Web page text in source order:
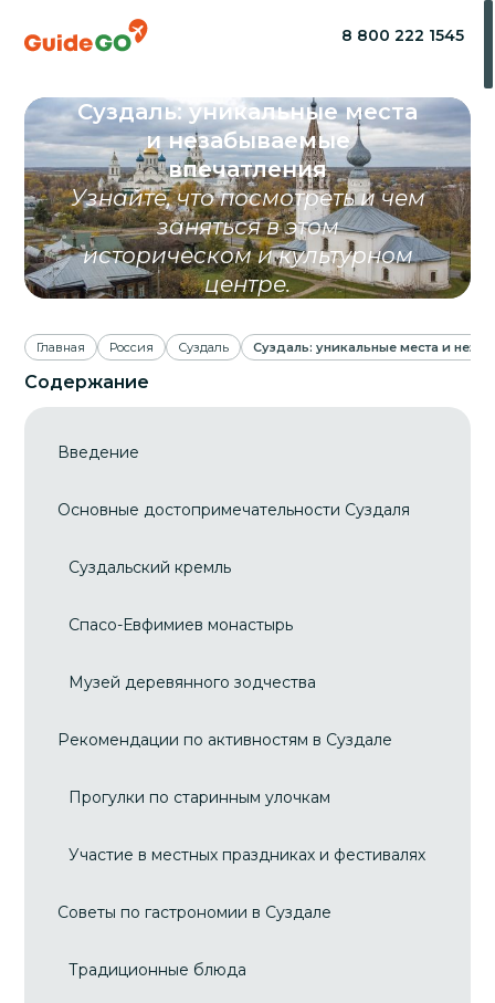
8 800 222 1545
Суздаль: уникальные места
и незабываемые
впечатления
Узнайте, что посмотреть и чем
заняться в этом
историческом и культурном
центре.
Главная Россия Суздаль Суздаль: уникальные места и
Содержание
Введение
Основные достопримечательности Суздаля
Суздальский кремль
Спасо-Евфимиев монастырь
Музей деревянного зодчества
Рекомендации по активностям в Суздале
Прогулки по старинным улочкам
Участие в местных праздниках и фестивалях
Советы по гастрономии в Суздале
Традиционные блюда